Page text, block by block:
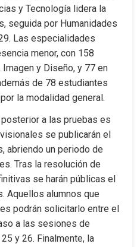
y Tecnología lidera la
seguida por Humanidades
Las especialidades
menor, con 158
y Diseño, y 77 en
de 78 estudiantes
la modalidad general.
a las pruebas es
se publicarán el
abriendo un periodo de
Tras la resolución de
se harán públicas el
Aquellos alumnos que
podrán solicitarlo entre el
a las sesiones de
y 26. Finalmente, la